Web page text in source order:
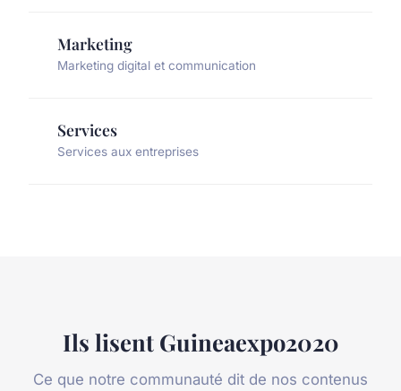
Marketing
Marketing digital et communication
Services
Services aux entreprises
Ils lisent Guineaexpo2020
Ce que notre communauté dit de nos contenus